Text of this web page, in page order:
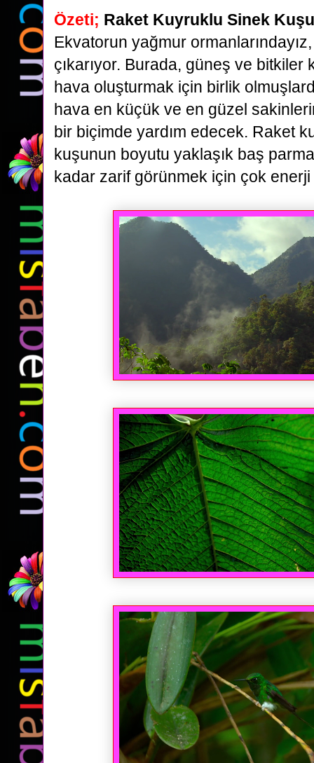
Özeti; Raket Kuyruklu Sinek Kuşu
Ekvatorun yağmur
çıkarıyor. Burada, güneş ve bitkiler
hava oluşturmak için birlik
hava en küçük ve en güzel
bir biçimde yardım edecek. Raket
kuşunun boyutu yaklaşık baş
kadar zarif görünmek için çok